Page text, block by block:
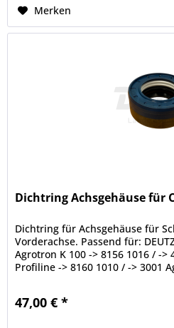
Merken
Dichtring Achsgehäuse für
Dichtring für Achsgehäuse für
Vorderachse. Passend für:
Agrotron K 100 -> 8156 1016 / ->
Profiline -> 8160 1010 / -> 3001
47,00 € *